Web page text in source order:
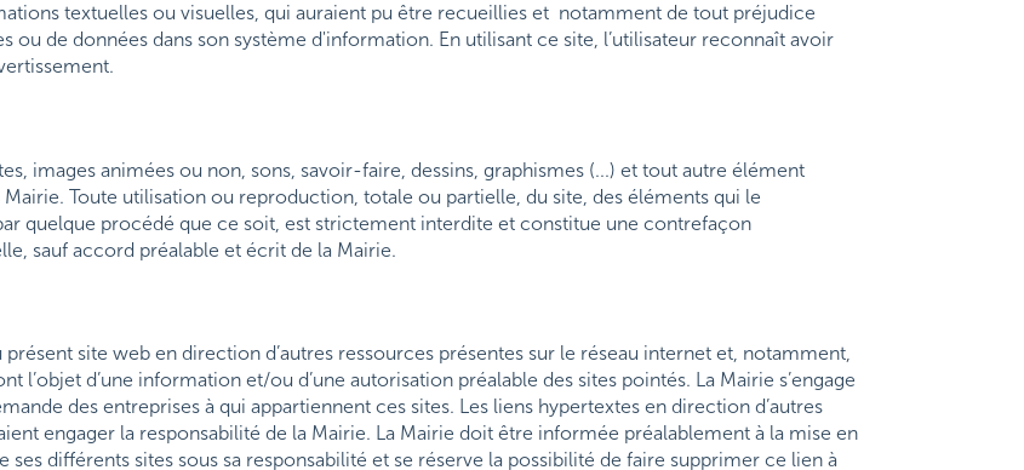
textuelles ou visuelles, qui auraient pu être recueillies et notamment de tout préjudice
de données dans son système d'information. En utilisant ce site, l’utilisateur reconnaît avoir
images animées ou non, sons, savoir-faire, dessins, graphismes (...) et tout autre élément
Toute utilisation ou reproduction, totale ou partielle, du site, des éléments qui le
quelque procédé que ce soit, est strictement interdite et constitue une contrefaçon
sauf accord préalable et écrit de la Mairie.
site web en direction d’autres ressources présentes sur le réseau internet et, notamment,
l’objet d’une information et/ou d’une autorisation préalable des sites pointés. La Mairie s’engage
des entreprises à qui appartiennent ces sites. Les liens hypertextes en direction d’autres
engager la responsabilité de la Mairie. La Mairie doit être informée préalablement à la mise en
différents sites sous sa responsabilité et se réserve la possibilité de faire supprimer ce lien à